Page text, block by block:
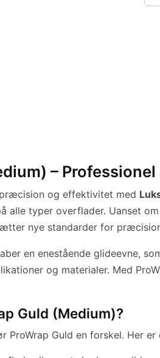
–
og effektivitet med
alle typer overflader. Uanset
nye standarder for
en enestående glideevne,
og materialer. Med
Guld (Medium)?
ProWrap Guld en forskel. Her